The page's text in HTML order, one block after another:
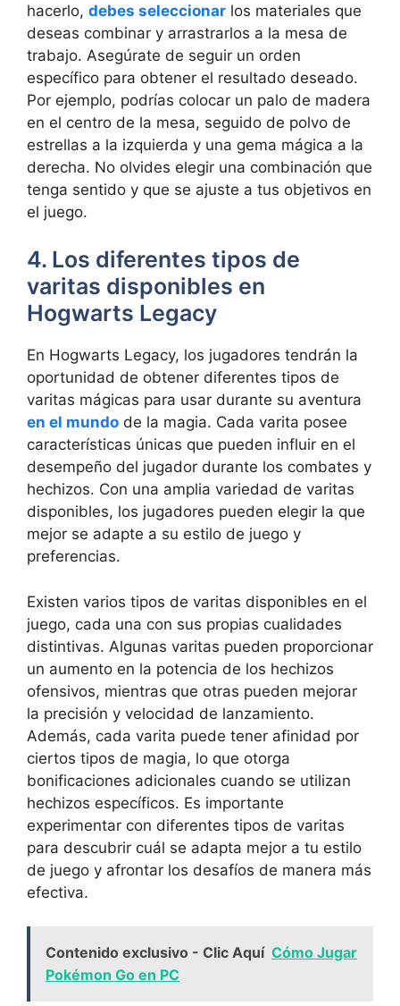
hacerlo, debes seleccionar los materiales que
deseas combinar y arrastrarlos a la mesa de
trabajo. Asegúrate de seguir un orden
específico para obtener el resultado deseado.
Por ejemplo, podrías colocar un palo de madera
en el centro de la mesa, seguido de polvo de
estrellas a la izquierda y una gema mágica a la
derecha. No olvides elegir una combinación que
tenga sentido y que se ajuste a tus objetivos en
el juego.
4. Los diferentes tipos de
varitas disponibles en
Hogwarts Legacy
En Hogwarts Legacy, los jugadores tendrán la
oportunidad de obtener diferentes tipos de
varitas mágicas para usar durante su aventura
en el mundo de la magia. Cada varita posee
características únicas que pueden influir en el
desempeño del jugador durante los combates y
hechizos. Con una amplia variedad de varitas
disponibles, los jugadores pueden elegir la que
mejor se adapte a su estilo de juego y
preferencias.
Existen varios tipos de varitas disponibles en el
juego, cada una con sus propias cualidades
distintivas. Algunas varitas pueden proporcionar
un aumento en la potencia de los hechizos
ofensivos, mientras que otras pueden mejorar
la precisión y velocidad de lanzamiento.
Además, cada varita puede tener afinidad por
ciertos tipos de magia, lo que otorga
bonificaciones adicionales cuando se utilizan
hechizos específicos. Es importante
experimentar con diferentes tipos de varitas
para descubrir cuál se adapta mejor a tu estilo
de juego y afrontar los desafíos de manera más
efectiva.
Contenido exclusivo - Clic Aquí Cómo Jugar
Pokémon Go en PC